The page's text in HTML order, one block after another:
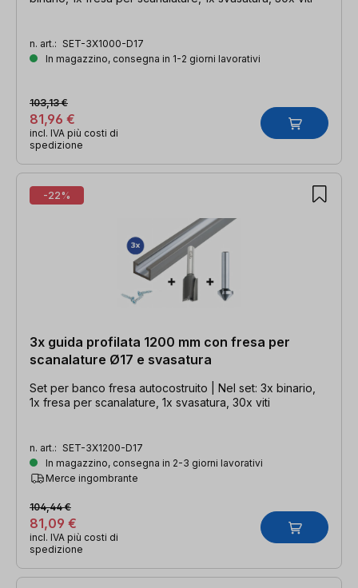
n. art.: SET-3X1000-D17
In magazzino, consegna in 1-2 giorni lavorativi
81,96 €
103,13 €
incl. IVA più costi di
spedizione
-22%
3x guida profilata 1200 mm con fresa per
scanalature Ø17 e svasatura
Set per banco fresa autocostruito | Nel set: 3x binario,
1x fresa per scanalature, 1x svasatura, 30x viti
n. art.: SET-3X1200-D17
In magazzino, consegna in 2-3 giorni lavorativi
Merce ingombrante
81,09 €
104,44 €
incl. IVA più costi di
spedizione